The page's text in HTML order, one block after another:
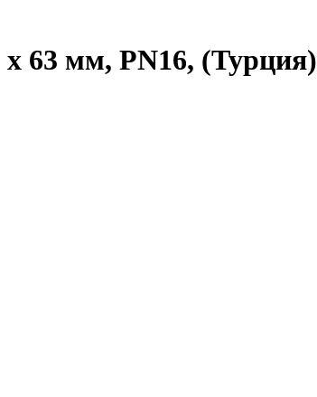
63 мм, PN16, (Турция)